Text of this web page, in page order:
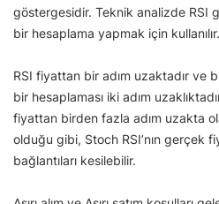
göstergesidir. Teknik analizde RSI
bir hesaplama yapmak için kullanılır.
RSI fiyattan bir adım uzaktadır ve
bir hesaplaması iki adım
fiyattan birden fazla adım uzakta
olduğu gibi, Stoch RSI’nın gerçek
bağlantıları kesilebilir.